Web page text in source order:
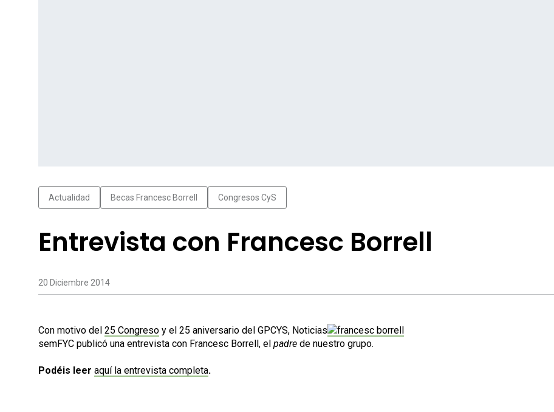
Actualidad Becas Francesc Borrell Congresos CyS
Entrevista con Francesc Borrell
20 Diciembre 2014
Con motivo del 25 Congreso y el 25 aniversario del GPCYS, Noticias
semFYC publicó una entrevista con Francesc Borrell, el padre de nuestro grupo.
Podéis leer aquí la entrevista completa.